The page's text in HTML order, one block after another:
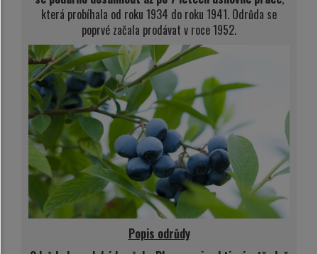
která probíhala od roku 1934 do roku 1941. Odrůda se
poprvé začala prodávat v roce 1952.
Popis odrůdy